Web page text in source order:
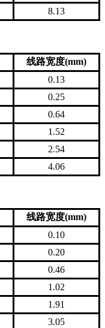
8.13
线路宽度(mm)
0.13
0.25
0.64
1.52
2.54
4.06
线路宽度(mm)
0.10
0.20
0.46
1.02
1.91
3.05